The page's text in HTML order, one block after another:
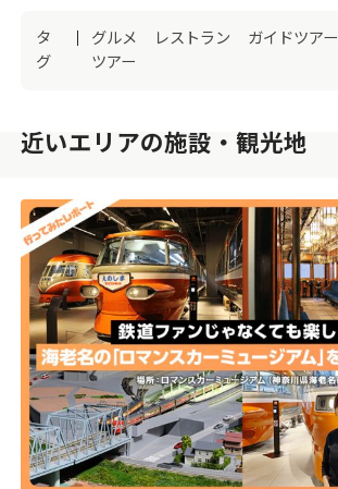
タ
グ
グルメ レストラン ガイドツアー
ツアー
近いエリアの施設・観光地